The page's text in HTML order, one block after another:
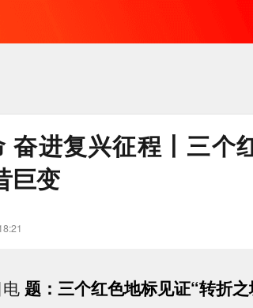
奋进复兴征程丨三个
巨变
题：三个红色地标见证“转折